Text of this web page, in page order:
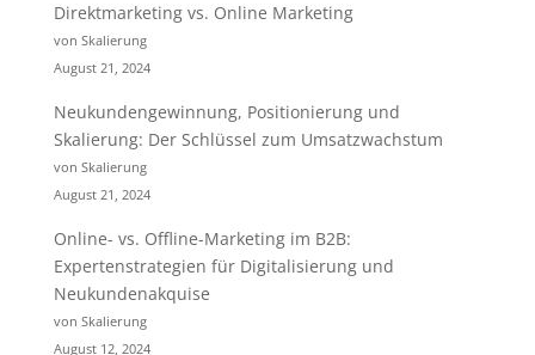
Direktmarketing vs. Online Marketing
von Skalierung
August 21, 2024
Neukundengewinnung, Positionierung und
Skalierung: Der Schlüssel zum Umsatzwachstum
von Skalierung
August 21, 2024
Online- vs. Offline-Marketing im B2B:
Expertenstrategien für Digitalisierung und
Neukundenakquise
von Skalierung
August 12, 2024